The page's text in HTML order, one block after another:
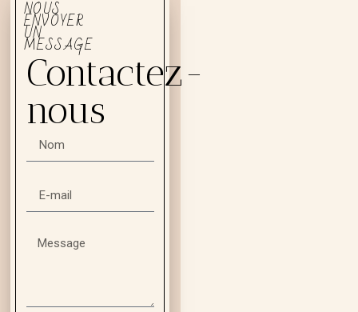
NOUS
ENVOYER
UN
MESSAGE
Contactez-
nous